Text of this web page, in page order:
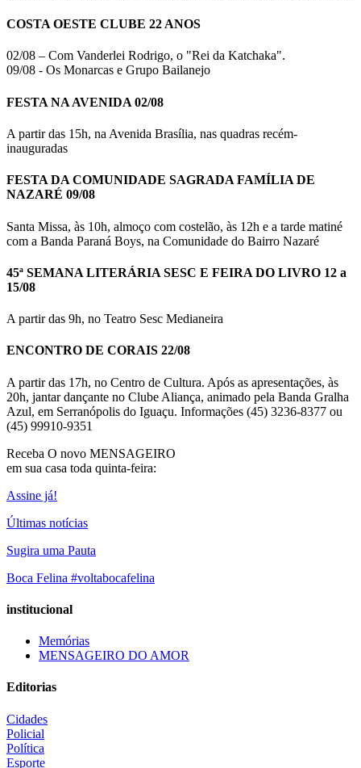
COSTA OESTE CLUBE 22 ANOS
02/08 – Com Vanderlei Rodrigo, o "Rei da Katchaka".
09/08 - Os Monarcas e Grupo Bailanejo
FESTA NA AVENIDA 02/08
A partir das 15h, na Avenida Brasília, nas quadras recém-
inauguradas
FESTA DA COMUNIDADE SAGRADA FAMÍLIA DE
NAZARÉ 09/08
Santa Missa, às 10h, almoço com costelão, às 12h e a tarde matiné
com a Banda Paraná Boys, na Comunidade do Bairro Nazaré
45ª SEMANA LITERÁRIA SESC E FEIRA DO LIVRO 12 a
15/08
A partir das 9h, no Teatro Sesc Medianeira
ENCONTRO DE CORAIS 22/08
A partir das 17h, no Centro de Cultura. Após as apresentações, às
20h, jantar dançante no Clube Aliança, animado pela Banda Gralha
Azul, em Serranópolis do Iguaçu. Informações (45) 3236-8377 ou
(45) 99910-9351
Receba O novo MENSAGEIRO
em sua casa toda quinta-feira:
Assine já!
Últimas notícias
Sugira uma Pauta
Boca Felina #voltabocafelina
institucional
Memórias
MENSAGEIRO DO AMOR
Editorias
Cidades
Policial
Política
Esporte